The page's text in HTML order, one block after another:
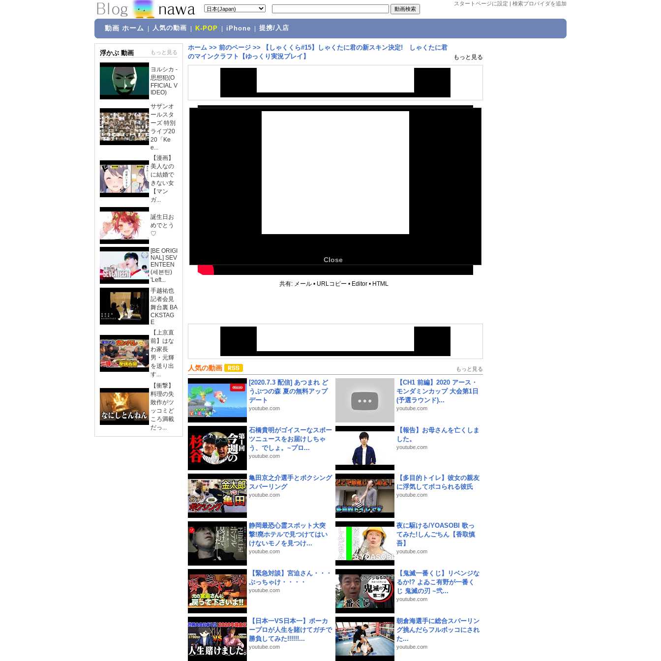
スタートページに設定 | 検索プロバイダを追加
動画 ホーム 人気の動画 K-POP iPhone 提携/入店
浮かぶ 動画 もっと見る
ヨルシカ -
思想犯(O
FFICIAL V
IDEO)
サザンオ
ールスタ
ーズ 特別
ライブ20
20「Ke
e...
【漫画】
美人なの
に結婚で
きない女
【マン
ガ...
誕生日お
めでとう
♡
[BE ORIGI
NAL] SEV
ENTEEN
(세븐틴)
'Left...
手越祐也
記者会見
舞台裏 BA
CKSTAG
E
【上京直
前】はな
わ家長
男・元輝
を送り出
す...
【衝撃】
料理の失
敗作がツ
ッコミど
ころ満載
だっ...
ホーム >> 前のページ >>
【しゃくくら#15】しゃくたに君の新スキン決定! しゃくたに君
のマインクラフト【ゆっくり実況プレイ】
もっと見る
Close
共有: メール • URLコピー • Editor • HTML
人気の動画 もっと見る
[2020.7.3 配信] あつまれ ど
うぶつの森 夏の無料アップ
デート
youtube.com
【CH1 前編】2020 アース・
モンダミンカップ 大会第1日
(予選ラウンド)...
youtube.com
石橋貴明がゴイスーなスポー
ツニュースをお届けしちゃ
う、でしょ。~プロ...
youtube.com
【報告】お母さんを亡くしま
した。
youtube.com
亀田京之介選手とボクシング
スパーリング
youtube.com
【多目的トイレ】彼女の親友
に浮気してボコられる彼氏
youtube.com
静岡最恐心霊スポット大突
撃!廃ホテルで見つけてはい
けないモノを見つけ...
youtube.com
夜に駆ける/YOASOBI 歌っ
てみた!しんごちん【香取慎
吾】
youtube.com
【緊急対談】宮迫さん・・・
ぶっちゃけ・・・・
youtube.com
【鬼滅一番くじ】リベンジな
るか!? よゐこ有野が一番く
じ 鬼滅の刃 ~弐...
youtube.com
【日本一VS日本一】ポーカ
ープロが人生を賭けてガチで
勝負してみた!!!!!!...
youtube.com
朝倉海選手に総合スパーリン
グ挑んだらフルボッコにされ
た...
youtube.com